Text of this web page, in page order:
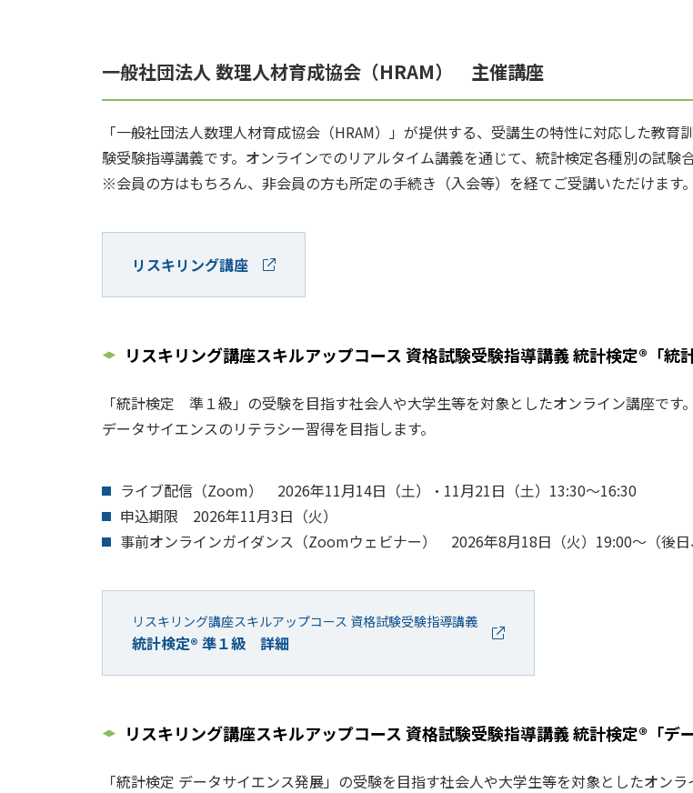
一般社団法人 数理人材育成協会（HRAM） 主催講座
「一般社団法人数理人材育成協会（HRAM）」が提供する、受講生の特性に対応した教
験受験指導講義です。オンラインでのリアルタイム講義を通じて、統計検定各種別の試験
※会員の方はもちろん、非会員の方も所定の手続き（入会等）を経てご受講いただけます。
リスキリング講座
リスキリング講座スキルアップコース 資格試験受験指導講義 統計検定®「統
「統計検定 準１級」の受験を目指す社会人や大学生等を対象としたオンライン講座で
データサイエンスのリテラシー習得を目指します。
ライブ配信（Zoom） 2026年11月14日（土）・11月21日（土）13:30～16:30
申込期限 2026年11月3日（火）
事前オンラインガイダンス（Zoomウェビナー） 2026年8月18日（火）19:00～（後日
リスキリング講座スキルアップコース 資格試験受験指導講義
統計検定® 準１級 詳細
リスキリング講座スキルアップコース 資格試験受験指導講義 統計検定®「デ
「統計検定 データサイエンス発展」の受験を目指す社会人や大学生等を対象としたオン